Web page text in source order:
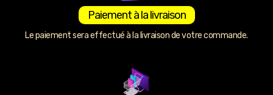
Paiement à la livraison
Le paiement sera effectué à la livraison de votre commande.